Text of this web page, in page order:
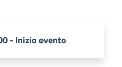
- Inizio evento